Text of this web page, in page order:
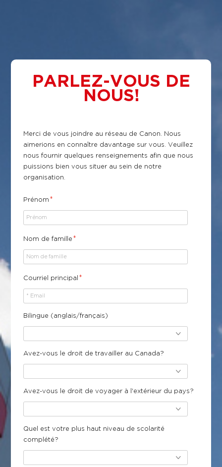
PARLEZ-VOUS DE
NOUS!
​Merci de vous joindre au réseau de Canon. Nous
aimerions en connaître davantage sur vous. Veuillez
nous fournir quelques renseignements afin que nous
puissions bien vous situer au sein de notre
organisation.
Prénom *
Nom de famille *
Courriel principal *
Bilingue (anglais/français)
Avez-vous le droit de travailler au Canada?
Avez-vous le droit de voyager à l'extérieur du pays?
Quel est votre plus haut niveau de scolarité
complété?